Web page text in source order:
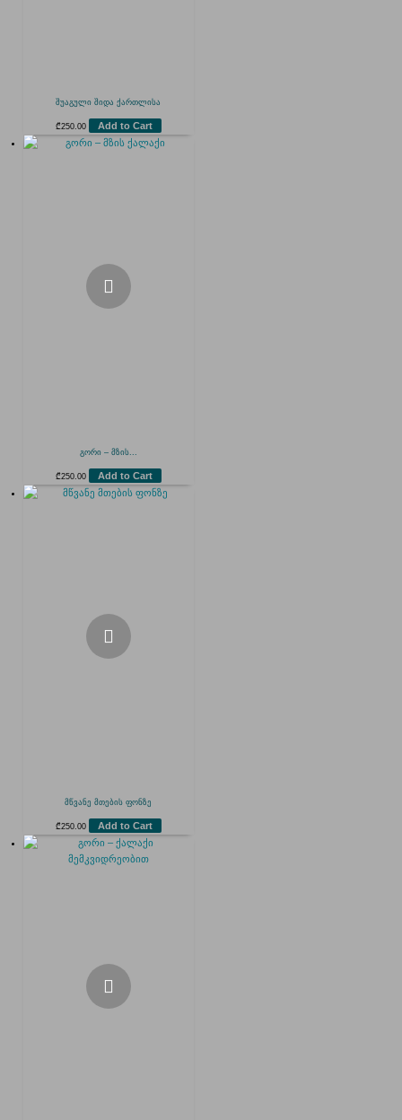
შუაგული შიდა ქართლისა
₾250.00 Add to Cart
გორი – მზის...
₾250.00 Add to Cart
მწვანე მთების ფონზე
₾250.00 Add to Cart